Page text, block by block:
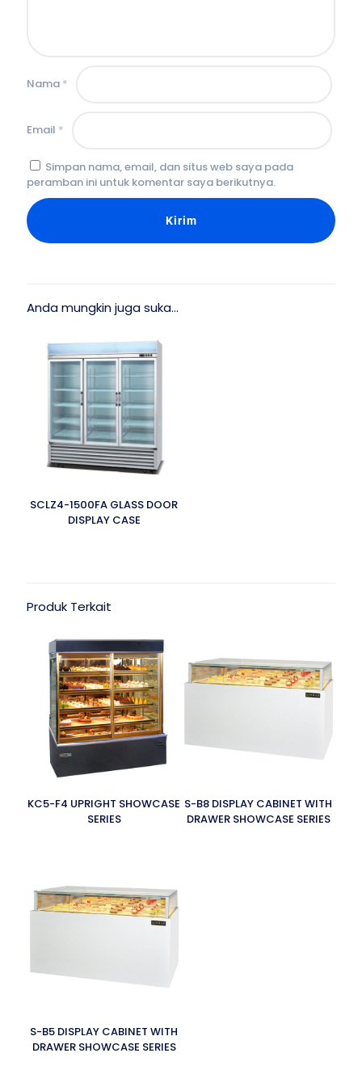
Nama *
Email *
Simpan nama, email, dan situs web saya pada
peramban ini untuk komentar saya berikutnya.
Anda mungkin juga suka…
SCLZ4-1500FA GLASS DOOR
DISPLAY CASE
Produk Terkait
KC5-F4 UPRIGHT SHOWCASE
SERIES
S-B8 DISPLAY CABINET WITH
DRAWER SHOWCASE SERIES
S-B5 DISPLAY CABINET WITH
DRAWER SHOWCASE SERIES